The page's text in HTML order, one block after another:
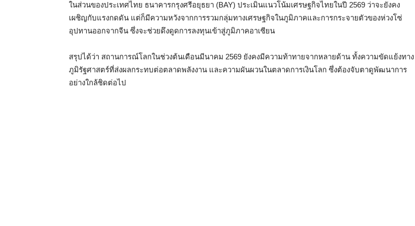
ในส่วนของประเทศไทย ธนาคารกรุงศรีอยุธยา (BAY) ประเมินแนวโน้มเศรษฐกิจไทยในปี 2569 ว่าจะยังคง
เผชิญกับแรงกดดัน แต่ก็มีความหวังจากการรวมกลุ่มทางเศรษฐกิจในภูมิภาคและการกระจายตัวของห่วงโซ่
อุปทานออกจากจีน ซึ่งจะช่วยดึงดูดการลงทุนเข้าสู่ภูมิภาคอาเซียน
สรุปได้ว่า สถานการณ์โลกในช่วงต้นเดือนมีนาคม 2569 ยังคงมีความท้าทายจากหลายด้าน ทั้งความขัดแย้งทาง
ภูมิรัฐศาสตร์ที่ส่งผลกระทบต่อตลาดพลังงาน และความผันผวนในตลาดการเงินโลก ซึ่งต้องจับตาดูพัฒนาการ
อย่างใกล้ชิดต่อไป